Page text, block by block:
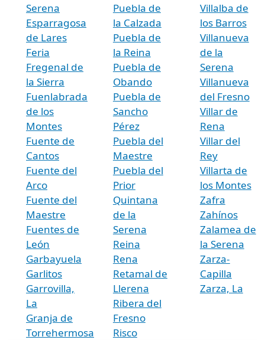
Serena
Esparragosa
de Lares
Feria
Fregenal de
la Sierra
Fuenlabrada
de los
Montes
Fuente de
Cantos
Fuente del
Arco
Fuente del
Maestre
Fuentes de
León
Garbayuela
Garlitos
Garrovilla,
La
Granja de
Torrehermosa
Puebla de
la Calzada
Puebla de
la Reina
Puebla de
Obando
Puebla de
Sancho
Pérez
Puebla del
Maestre
Puebla del
Prior
Quintana
de la
Serena
Reina
Rena
Retamal de
Llerena
Ribera del
Fresno
Risco
Villalba de
los Barros
Villanueva
de la
Serena
Villanueva
del Fresno
Villar de
Rena
Villar del
Rey
Villarta de
los Montes
Zafra
Zahínos
Zalamea de
la Serena
Zarza-
Capilla
Zarza, La